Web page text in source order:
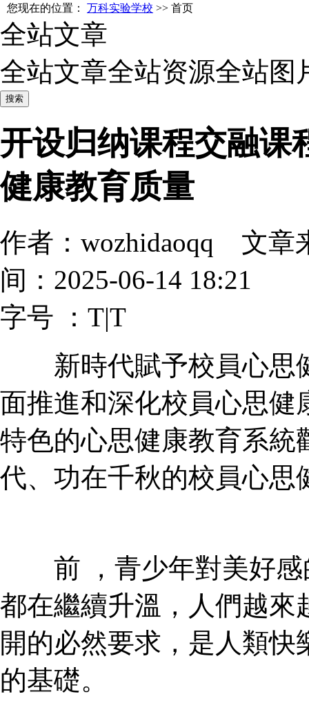
您现在的位置： 万科实验学校 >> 首页
全站文章
全站文章全站资源全站图
开设归纳课程交融课
健康教育质量
作者：wozhidaoqq 文
间：2025-06-14 18:21
字号 ： T|T
新時代賦予校員心思健康
面推進和深化校員心思健
特色的心思健康教育系統觀
代、功在千秋的校員心思
前 ，青少年對美好感
都在繼續升溫，人們
開的必然要求，是人類快樂
的基礎。